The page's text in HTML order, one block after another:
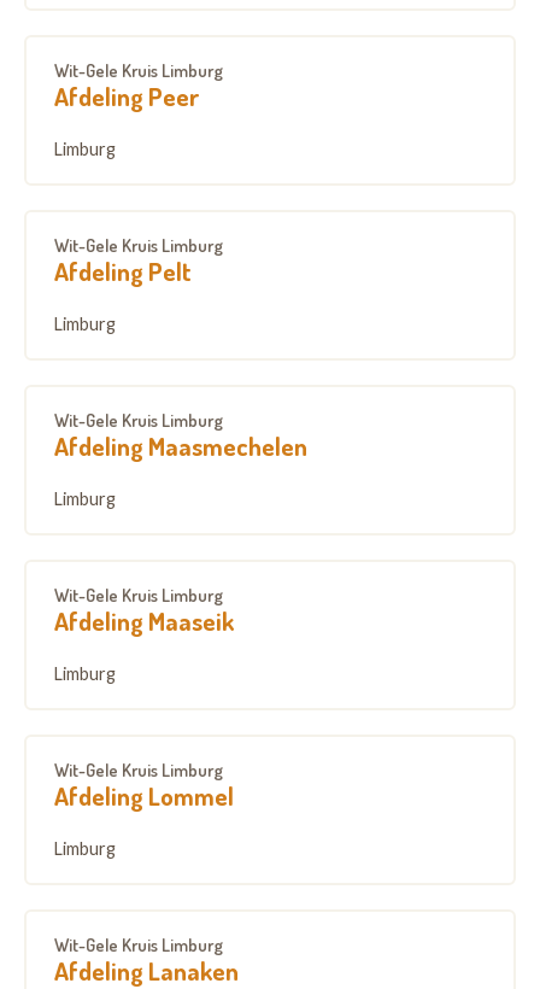
Wit-Gele Kruis Limburg
Afdeling Peer
Limburg
Wit-Gele Kruis Limburg
Afdeling Pelt
Limburg
Wit-Gele Kruis Limburg
Afdeling Maasmechelen
Limburg
Wit-Gele Kruis Limburg
Afdeling Maaseik
Limburg
Wit-Gele Kruis Limburg
Afdeling Lommel
Limburg
Wit-Gele Kruis Limburg
Afdeling Lanaken